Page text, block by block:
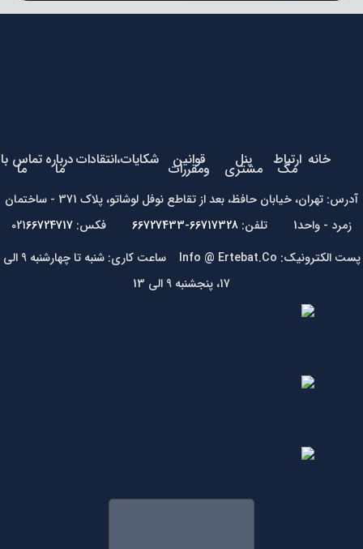
خانه ارتباط
مگ پنل
مشتری قوانین
ومقررات شکایات،انتقاداتدرباره
ما تماس با
ما
آدرس: تهران، خیابان حافظ، بعد از تقاطع نوفل لوشاتو، پلاک 371 - ساختمان
زمرد - واحد1 تلفن:
66717328-66727433 فکس: 021 66724717
پست الکترونیک: Info @ Ertebat.Co ساعت کاری: شنبه تا چهارشنبه 9 الی
17، پنجشنبه 9 الی 13